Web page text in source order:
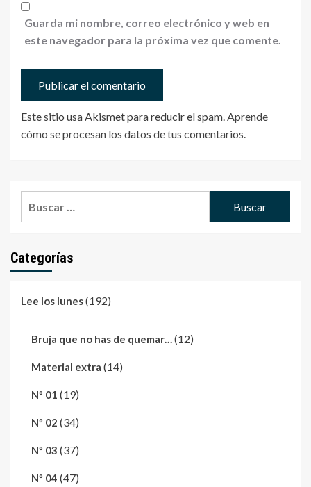
Guarda mi nombre, correo electrónico y web en
este navegador para la próxima vez que comente.
Este sitio usa Akismet para reducir el spam.Aprende
cómo se procesan los datos de tus comentarios.
Categorías
Lee los lunes(192)
Bruja que no has de quemar…(12)
Material extra (14)
Nº 01 (19)
Nº 02 (34)
Nº 03 (37)
Nº 04 (47)